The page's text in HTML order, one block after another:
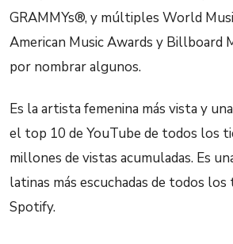
GRAMMYs®, y múltiples World
American Music Awards y Billboard
por nombrar algunos.
Es la artista femenina más vista y
el top 10 de YouTube de todos los
millones de vistas acumuladas. Es
latinas más escuchadas de todos los
Spotify.